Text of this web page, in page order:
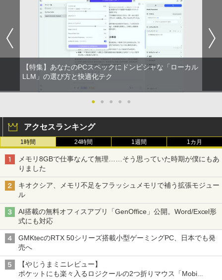
異世界居酒屋「のぶ」(22) (角川コミックス・
エース)
￥832
HUNTER×HUNTER モノクロ版 39 (ジャンプ
コミックスDIGITAL)
￥572
スーパーの裏でヤニ吸うふたり 9巻 (デジタル
版ビッグガンガンコミックス)
￥810
ONE PIECE モノクロ版 115 (ジャンプコミッ
￥594
【中古】第4世代 Core i3搭載ノートパソ
コン 500GB 4GBメモリ DVDマルチドラ
イブ 15.6インチ Wi-Fi 【Windows10】
MS 365 Office Web 注目PC [105]
￥8,800
0 | Windows11 | ノートPC | 一年保証 |
第7世代 | Core i5 7200U 2.5(～最大3.1)
ルチ | 無線LAN:あり | テンキー | Win11P
ro64Bit | ACアダプター付属
￥9,980
3
中古ノートパソコン 富士通 LIFEBOOK
U938 第7世代 Core i5 Windows11 Pro
B/1TB選択可 13.3型 軽量 モバイル ビジ
ネス 在宅勤務 学生向け
￥12,980
4
8月5日限定10倍＆抽選10000P！｜2021
年モデル！高性能ノートパソコン Windo
Magic Trackpad 2 用 トラックパッド 保
護フィルム OverLay Protector for Magi
c Trackpad 2保護 フィルム シート シー
ル フィルター アンチグレア サラサラ マ
ウス 低反射 タッチパッド トラックパッ
ド ミヤビックス
￥998
【★ランキング第1位獲得商品!!★】 デス
Windows11 Office付 第六世代 Core-i5
Core-i7 変更可 八世代 十世代にも対応
高速 SSD128GB DVDドライブ 中古パソ
コン 中古デスクトップパソコン PC 本体
3
【中古デスクトップPC】ESPRIMO D58
8/CX FMVD4505HP / Core i3-8100 / 8G
S Office 2 / DVD-RW
【マラソンセール期間中ポイント5倍】中
古モニター 19インチ スクエア 液晶ディ
スプレイ VGA / DVI端子 店長おまかせ ケ
ーブル付き サブモニターにおすすめ 動作
確認済み 30日保証 送料無料
￥3,300
2
PHILIPS/フィリップス 241V8/11 / 23.8型
ワイド 液晶ディスプレイ FullHD/HDMI
縄、離島を除く
￥5,500
インチワイド ブラック 1920×1080 （フ
ルHD）16:9 IPSパネル 非光沢 ノングレ
拠 PS4 switch 対応 スイッチ 【中古】
4
モバイルモニター 15.6インチ InnoView
モバイルディスプレイ 自立型 1920*1080
FHD ポータブルモニター IPS液晶パネル
[新品]はじめての世界名作えほん えほん
のおうち(1～40巻)
￥26,400
ヒロシマ 消えたかぞく （ポプラ社の絵
本 67） [ 指田 和 ]
情報社会と情報技術 （身近なモノやサー
ビスから学ぶ「情報」教室1） [ 土屋 誠
司 ]
￥2,750
STAR WARS マンダロリアンとグローグ
￥1,870
【特集】あなたのPCスペックにドンピシャな「ローカル
LLM」の選び方と快適化テク
● ● ● ● ●
アクセスランキング
1時間 24時間 1週間 1カ月
メモリ8GBで仕事なんて無理……そう思っていた時期が僕にもあ
りました
キオクシア、メモリ不足をフラッシュメモリで補う拡張モジュー
ル
AI搭載の無料オフィスアプリ「GenOffice」公開。Word/Excel形
式にも対応
GMKtecのRTX 50シリーズ搭載小型ゲーミングPC、日本でも発
売へ
【やじうまミニレビュー】
ポケットにも楽々入るロジクールの2つ折りマウス「Mobi